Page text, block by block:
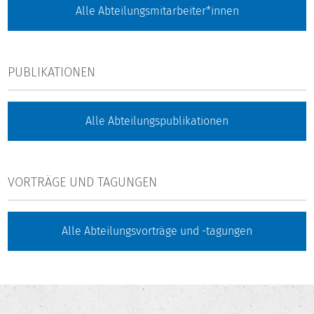
Alle Abteilungsmitarbeiter*innen
PUBLIKATIONEN
Alle Abteilungspublikationen
VORTRÄGE UND TAGUNGEN
Alle Abteilungsvorträge und -tagungen